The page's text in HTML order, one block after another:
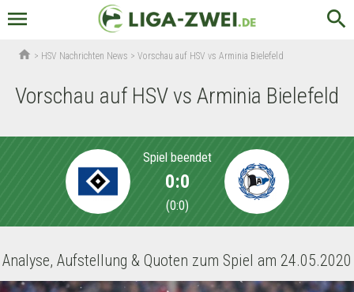
menu search
home > HSV Nachrichten News >Vorschau auf HSV vs Arminia Bielefeld
Vorschau auf HSV vs Arminia Bielefeld
Spiel beendet
0:0
(0:0)
Analyse, Aufstellung & Quoten zum Spiel am 24.05.2020